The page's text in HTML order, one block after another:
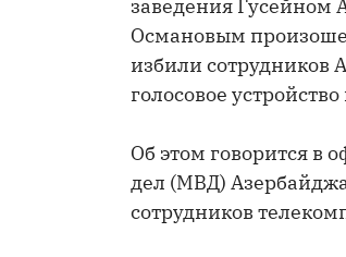
заведения Гусейном
Османовым
избили сотрудников
голосовое
Об этом говорится в
дел (МВД)
сотрудников